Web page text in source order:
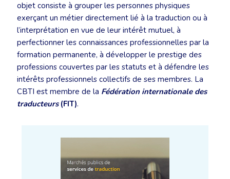
objet consiste à grouper les personnes physiques
exerçant un métier directement lié à la traduction ou à
l’interprétation en vue de leur intérêt mutuel, à
perfectionner les connaissances professionnelles par la
formation permanente, à développer le prestige des
professions couvertes par les statuts et à défendre les
intérêts professionnels collectifs de ses membres. La
CBTI est membre de la Fédération internationale des
traducteurs (FIT).